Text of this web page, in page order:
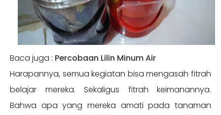
Baca juga : Percobaan Lilin Minum Air
Harapannya, semua kegiatan bisa mengasah fitrah
belajar mereka. Sekaligus fitrah keimanannya.
Bahwa apa yang mereka amati pada tanaman